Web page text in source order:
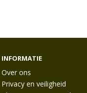
INFORMATIE
Over ons
Privacy en veiligheid